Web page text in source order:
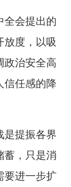
全会提出的
放度，以吸
政治安全高
信任感的降
是提振各界
蓄，只是消
要进一步扩